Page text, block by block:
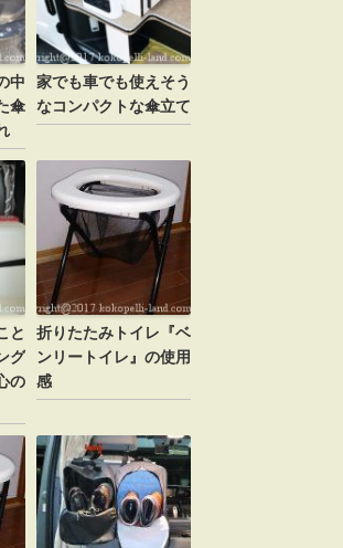
知をメールで受け取る場合、ここを
ください。
中
傘
家でも車でも使えそう
なコンパクトな傘立て
と
グ
の
折りたたみトイレ『ベ
ンリートイレ』の使用
感